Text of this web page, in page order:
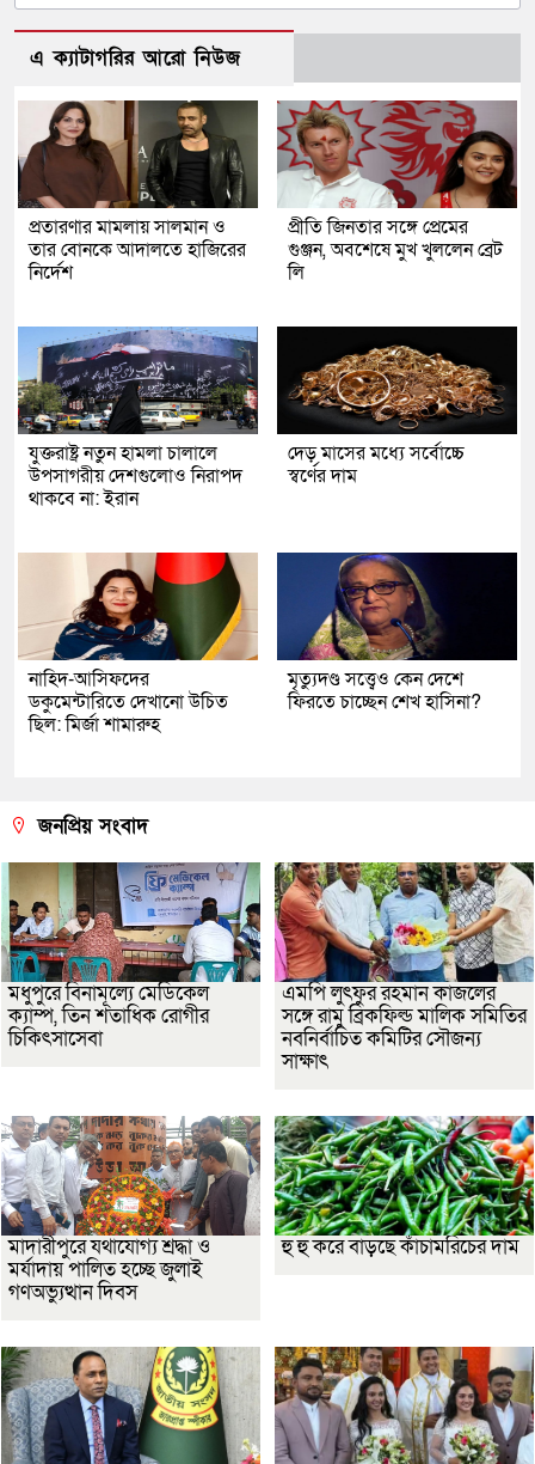
এ ক্যাটাগরির আরো নিউজ
প্রতারণার মামলায় সালমান ও
তার বোনকে আদালতে হাজিরের
নির্দেশ
প্রীতি জিনতার সঙ্গে প্রেমের
গুঞ্জন, অবশেষে মুখ খুললেন ব্রেট
লি
যুক্তরাষ্ট্র নতুন হামলা চালালে
উপসাগরীয় দেশগুলোও নিরাপদ
থাকবে না: ইরান
দেড় মাসের মধ্যে সর্বোচ্চে
স্বর্ণের দাম
নাহিদ-আসিফদের
ডকুমেন্টারিতে দেখানো উচিত
ছিল: মির্জা শামারুহ
মৃত্যুদণ্ড সত্ত্বেও কেন দেশে
ফিরতে চাচ্ছেন শেখ হাসিনা?
জনপ্রিয় সংবাদ
মধুপুরে বিনামূল্যে মেডিকেল
ক্যাম্প, তিন শতাধিক রোগীর
চিকিৎসাসেবা
এমপি লুৎফুর রহমান কাজলের
সঙ্গে রামু ব্রিকফিল্ড মালিক সমিতির
নবনির্বাচিত কমিটির সৌজন্য
সাক্ষাৎ
মাদারীপুরে যথাযোগ্য শ্রদ্ধা ও
মর্যাদায় পালিত হচ্ছে জুলাই
গণঅভ্যুত্থান দিবস
হু হু করে বাড়ছে কাঁচামরিচের দাম